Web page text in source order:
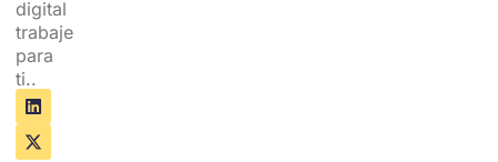
digital
trabaje
para
ti..
L
i
n
k
X
-
t
w